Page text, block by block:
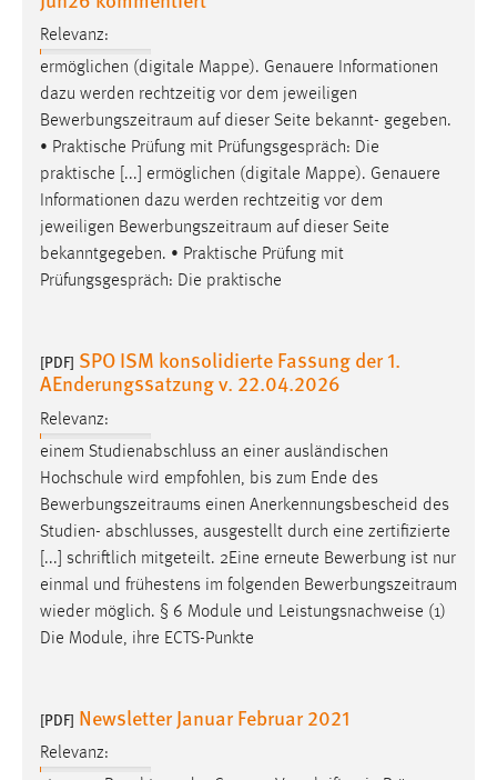
Relevanz:
ermöglichen (digitale Mappe). Genauere Informationen
dazu werden rechtzeitig vor dem jeweiligen
Bewerbungszeitraum auf dieser Seite bekannt- gegeben.
• Praktische Prüfung mit Prüfungsgespräch: Die
praktische [...] ermöglichen (digitale Mappe). Genauere
Informationen dazu werden rechtzeitig vor dem
jeweiligen Bewerbungszeitraum auf dieser Seite
bekanntgegeben. • Praktische Prüfung mit
Prüfungsgespräch: Die praktische
[PDF] SPO ISM konsolidierte Fassung der 1.
AEnderungssatzung v. 22.04.2026
Relevanz:
einem Studienabschluss an einer ausländischen
Hochschule wird empfohlen, bis zum Ende des
Bewerbungszeitraums einen Anerkennungsbescheid des
Studien- abschlusses, ausgestellt durch eine zertifizierte
[...] schriftlich mitgeteilt. 2Eine erneute Bewerbung ist nur
einmal und frühestens im folgenden Bewerbungszeitraum
wieder möglich. § 6 Module und Leistungsnachweise (1)
Die Module, ihre ECTS-Punkte
[PDF] Newsletter Januar Februar 2021
Relevanz:
STATISTIK
Statistik Cookies erfassen Informationen anonym.
Diese Informationen helfen uns zu verstehen, wie
unsere Besucher unsere Website nutzen.
Matomo
Name:
Zweck:
Zugriffsstatistik
MARKETING
Marketing Cookies werden von Drittanbietern
verwendet, um personalisierte Werbung anzuzeigen.
Sie tun dies, indem sie Besucher über Websites
hinweg verfolgen.
Google Ads
Name:
Anbieter: